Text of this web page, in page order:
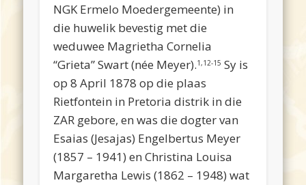
NGK Ermelo Moedergemeente) in
die huwelik bevestig met die
weduwee Magrietha Cornelia
“Grieta” Swart (née Meyer).1,12-15 Sy is
op 8 April 1878 op die plaas
Rietfontein in Pretoria distrik in die
ZAR gebore, en was die dogter van
Esaias (Jesajas) Engelbertus Meyer
(1857 – 1941) enChristina Louisa
Margaretha Lewis (1862 – 1948) wat